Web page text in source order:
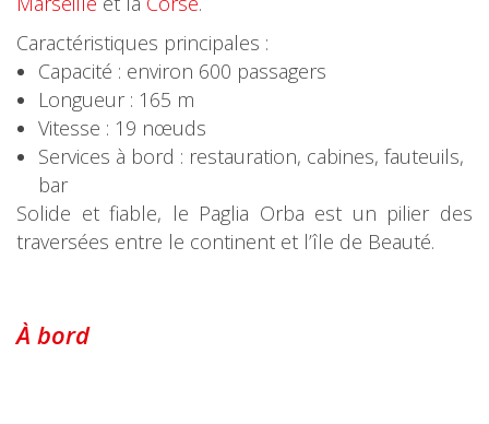
Caractéristiques principales :
Capacité : environ 600 passagers
Longueur : 165 m
Vitesse : 19 nœuds
Services à bord : restauration, cabines, fauteuils,
bar
Solide et fiable, le Paglia Orba est un pilier des
traversées entre le continent et l’île de Beauté.
À bord